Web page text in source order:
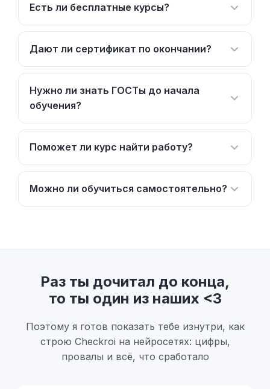
Есть ли бесплатные курсы?
Дают ли сертификат по окончании?
Нужно ли знать ГОСТы до начала
обучения?
Поможет ли курс найти работу?
Можно ли обучиться самостоятельно?
Раз ты дочитал до конца,
то ты один из наших <3
Поэтому я готов показать тебе изнутри, как
строю Checkroi на нейросетях: цифры,
провалы и всё, что сработало